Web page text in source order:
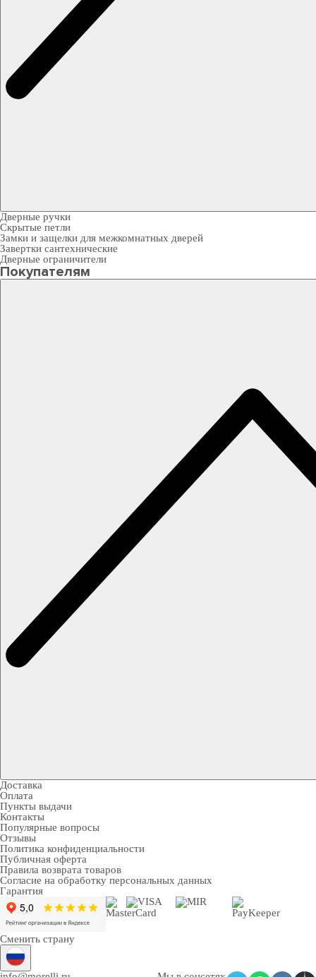
Дверные ручки
Скрытые петли
Замки и защелки для межкомнатных дверей
Завертки сантехнические
Дверные ограничители
Покупателям
Доставка
Оплата
Пункты выдачи
Контакты
Популярные вопросы
Отзывы
Политика конфиденциальности
Публичная оферта
Правила возврата товаров
Согласие на обработку персональных данных
Гарантия
Сменить страну